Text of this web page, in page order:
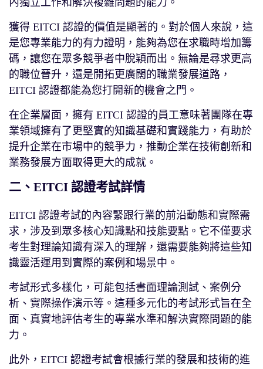
內獨立工作和解決複雜問題的能力。
獲得 EITCI 認證的價值是顯著的。對於個人來說，這
是您專業能力的有力證明，能夠為您在求職時增加籌
碼，讓您在眾多競爭者中脫穎而出。無論是尋求更高
的職位晉升，還是開拓更廣闊的職業發展道路，
EITCI 認證都能為您打開新的機會之門。
在企業層面，擁有 EITCI 認證的員工意味著團隊在專
業領域擁有了更堅實的知識基礎和實踐能力，有助於
提升企業在市場中的競爭力，推動企業在技術創新和
業務發展方面取得更大的成就。
二、EITCI 認證考試詳情
EITCI 認證考試的內容緊跟行業的前沿動態和實際需
求，涉及到眾多核心知識點和技能要點。它不僅要求
考生對理論知識有深入的理解，還需要能夠將這些知
識靈活運用到實際的案例和場景中。
考試形式多樣化，可能包括書面理論測試、案例分
析、實際操作演示等。這種多元化的考試形式旨在全
面、真實地評估考生的專業水準和解決實際問題的能
力。
此外，EITCI 認證考試會根據行業的發展和技術的進